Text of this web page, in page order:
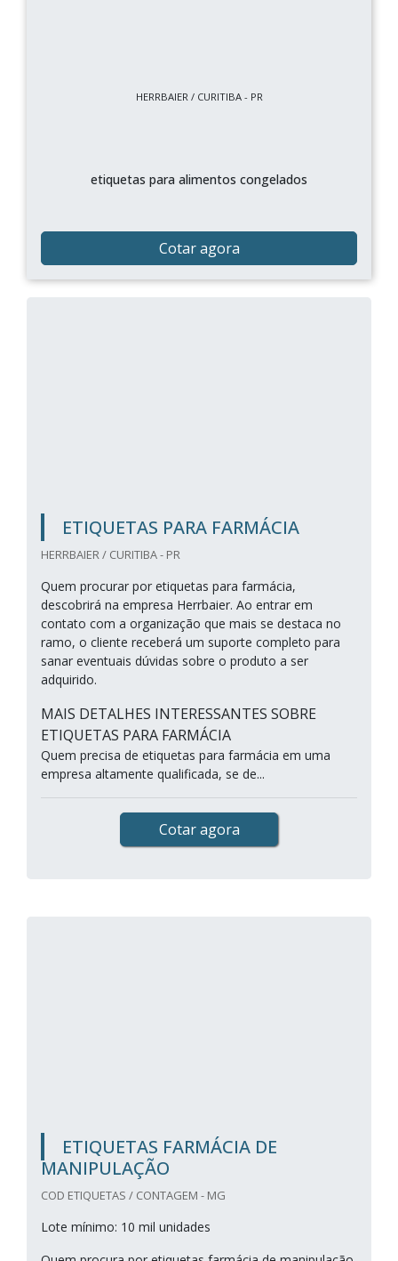
HERRBAIER / CURITIBA - PR
etiquetas para alimentos congelados
Cotar agora
ETIQUETAS PARA FARMÁCIA
HERRBAIER / CURITIBA - PR
Quem procurar por etiquetas para farmácia,
descobrirá na empresa Herrbaier. Ao entrar em
contato com a organização que mais se destaca no
ramo, o cliente receberá um suporte completo para
sanar eventuais dúvidas sobre o produto a ser
adquirido.
MAIS DETALHES INTERESSANTES SOBRE
ETIQUETAS PARA FARMÁCIA
Quem precisa de etiquetas para farmácia em uma
empresa altamente qualificada, se de...
Cotar agora
ETIQUETAS FARMÁCIA DE
MANIPULAÇÃO
COD ETIQUETAS / CONTAGEM - MG
Lote mínimo: 10 mil unidades